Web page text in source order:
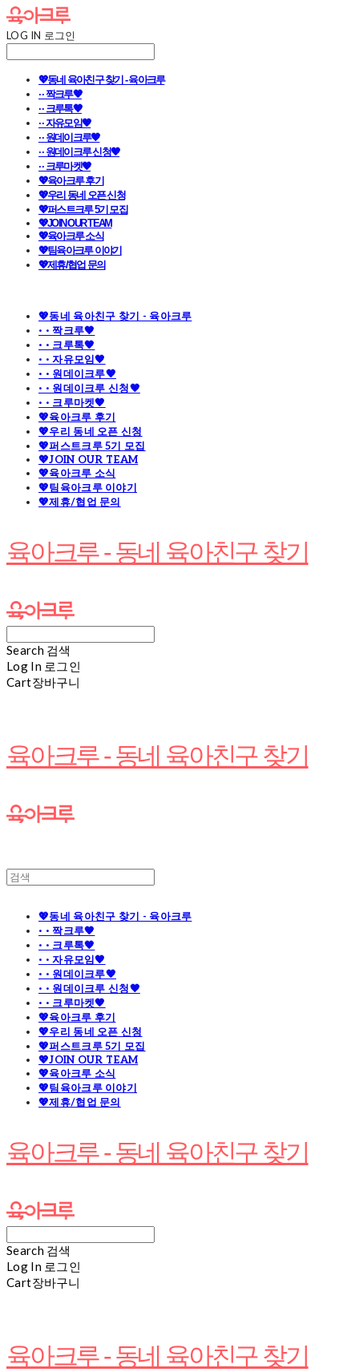
LOG IN 로그인
💖동네 육아친구 찾기 - 육아크루
· · 짝크루🧡
· · 크루톡🧡
· · 자유모임🧡
· · 원데이크루🧡
· · 원데이크루 신청🧡
· · 크루마켓🧡
💖육아크루 후기
💖우리 동네 오픈 신청
💖퍼스트크루 5기 모집
💖JOIN OUR TEAM
💖육아크루 소식
💖팀육아크루 이야기
💖제휴/협업 문의
💖동네 육아친구 찾기 - 육아크루
· · 짝크루🧡
· · 크루톡🧡
· · 자유모임🧡
· · 원데이크루🧡
· · 원데이크루 신청🧡
· · 크루마켓🧡
💖육아크루 후기
💖우리 동네 오픈 신청
💖퍼스트크루 5기 모집
💖JOIN OUR TEAM
💖육아크루 소식
💖팀육아크루 이야기
💖제휴/협업 문의
육아크루 - 동네 육아친구 찾기
Search 검색
Log In 로그인
Cart장바구니
육아크루 - 동네 육아친구 찾기
💖동네 육아친구 찾기 - 육아크루
· · 짝크루🧡
· · 크루톡🧡
· · 자유모임🧡
· · 원데이크루🧡
· · 원데이크루 신청🧡
· · 크루마켓🧡
💖육아크루 후기
💖우리 동네 오픈 신청
💖퍼스트크루 5기 모집
💖JOIN OUR TEAM
💖육아크루 소식
💖팀육아크루 이야기
💖제휴/협업 문의
육아크루 - 동네 육아친구 찾기
Search 검색
Log In 로그인
Cart장바구니
육아크루 - 동네 육아친구 찾기